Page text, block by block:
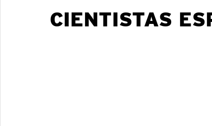
MALTEM MozCovid Multiply Pesquisa
CIENTISTAS